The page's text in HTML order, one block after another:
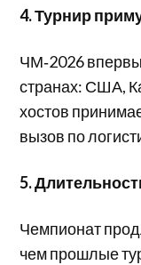
4. Турнир
ЧМ‑2026
странах: США,
хостов
вызов по
5.
Чемпионат
чем прошлые